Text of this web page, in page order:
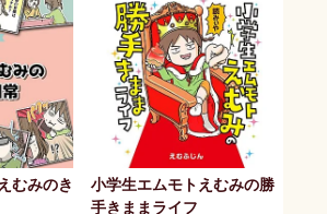
むみのき
小学生エムモトえむみの勝
手きままライフ